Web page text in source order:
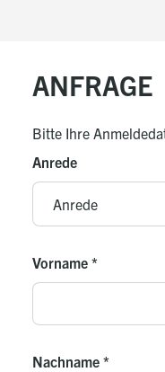
2,5 bar) eingebaut.
Heizungsanlage
ANFRAGE
Bitte Ihre
Anrede
Vorname *
Nachname *